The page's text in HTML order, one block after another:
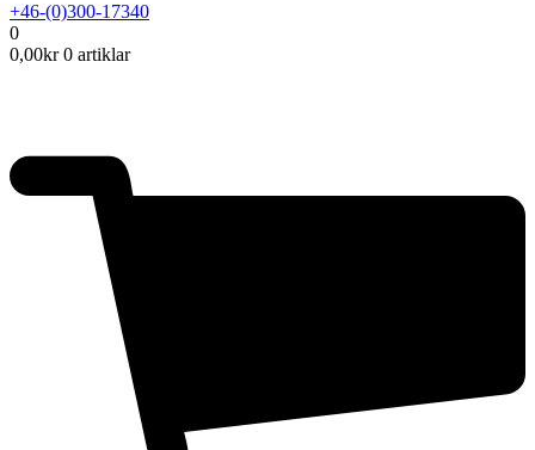
+46-(0)300-17340
0
0,00kr 0 artiklar